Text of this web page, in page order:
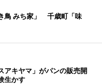
鳥 みち家」 千歳町「味
アキヤマ」がパンの販売開
生かす